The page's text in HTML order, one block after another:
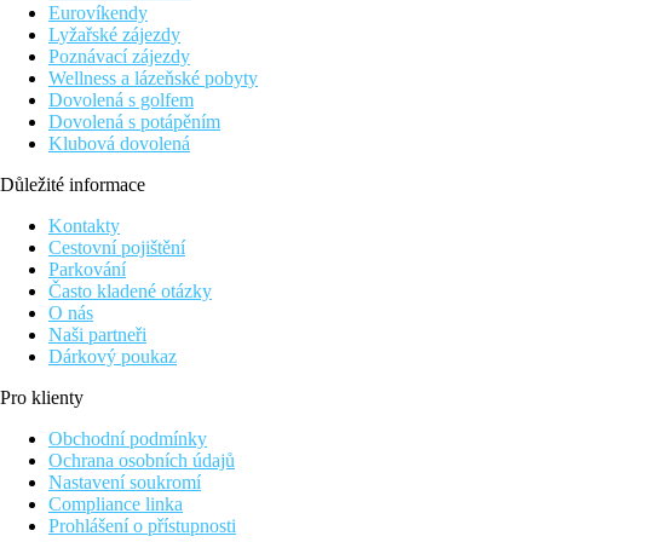
Popis pokoje
Dvoulůžkový pokoj, výhled moře
individuálně ovládaná klimatizace (zdarma)
koupelna/WC, vysoušeč vlasů
telefon
trezor na pokoji (zdarma)
lednice (zdarma)
Wi-Fi (zdarma)
balkon nebo terasa
Ostatní typy pokojů
Superior, výhled moře
Suite, výhled moře:
Popis hotelu
vstupní hala s recepcí
bar u bazénu
konferenční místnost
Wi-Fi (zdarma)
bazén se sladkou vodou (lehátka, slunečníky a osušky zdarma)
restaurace
Eurovíkendy
Lyžařské zájezdy
Poznávací zájezdy
Wellness a lázeňské pobyty
Dovolená s golfem
Dovolená s potápěním
Klubová dovolená
Důležité informace
Kontakty
Cestovní pojištění
Parkování
Často kladené otázky
O nás
Naši partneři
Dárkový poukaz
Pro klienty
Obchodní podmínky
Ochrana osobních údajů
Nastavení soukromí
Compliance linka
Prohlášení o přístupnosti